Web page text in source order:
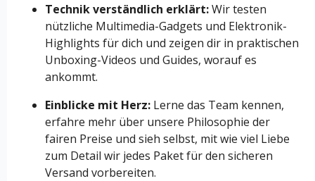
Technik verständlich erklärt:Wir testen
nützliche Multimedia-Gadgets und Elektronik-
Highlights für dich und zeigen dir in praktischen
Unboxing-Videos und Guides, worauf es
ankommt.
Einblicke mit Herz: Lerne das Team kennen,
erfahre mehr über unsere Philosophie der
fairen Preise und sieh selbst, mit wie viel Liebe
zum Detail wir jedes Paket für den sicheren
Versand vorbereiten.